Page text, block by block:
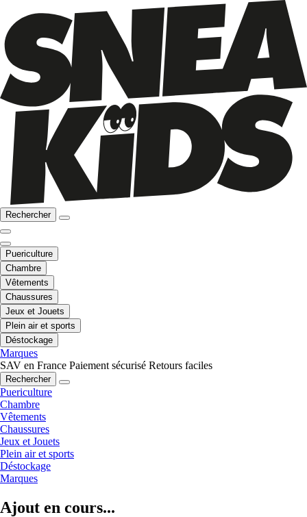
Rechercher
Puericulture
Chambre
Vêtements
Chaussures
Jeux et Jouets
Plein air et sports
Déstockage
Marques
SAV en France Paiement sécurisé Retours faciles
Rechercher
Puericulture
Chambre
Vêtements
Chaussures
Jeux et Jouets
Plein air et sports
Déstockage
Marques
Ajout en cours...